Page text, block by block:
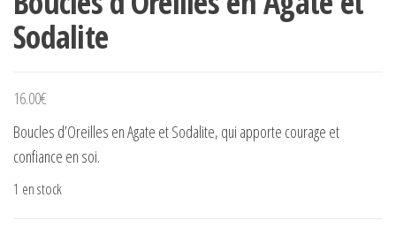
Sodalite
16.00€
Boucles d’Oreilles en Agate et Sodalite, qui apporte courage et
confiance en soi.
1 en stock